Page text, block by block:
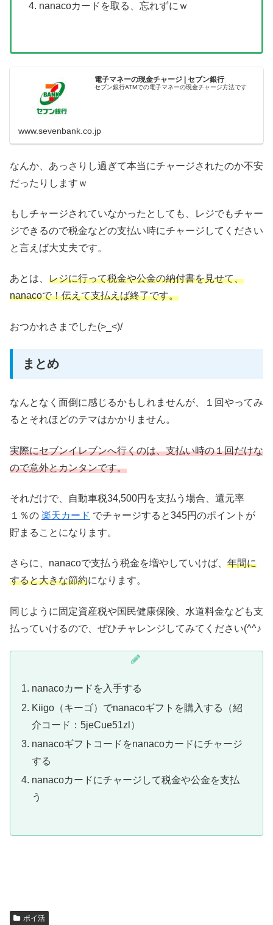
nanacoカードを取る、忘れずにｗ
電子マネーの現金チャージ | セブン銀行
セブン銀行ATMでの電子マネーの現金チャージ方法です
www.sevenbank.co.jp
なんか、あっさりし過ぎて本当にチャージされたのか不安
だったりしますｗ
もしチャージされていなかったとしても、レジでもチャー
ジできるので税金などの支払い時にチャージしてください
と言えば大丈夫です。
あとは、 レジに行って税金や公金の納付書を見せて、
nanacoで！伝えて支払えば終了です。
おつかれさまでした(>_<)/
まとめ
なんとなく面倒に感じるかもしれませんが、１回やってみ
るとそれほどのテマはかかりません。
実際にセブンイレブンへ行くのは、支払い時の１回だけな
ので意外とカンタンです。
それだけで、自動車税34,500円を支払う場合、還元率
１％の 楽天カード でチャージすると345円のポイントが
貯まることになります。
さらに、nanacoで支払う税金を増やしていけば、 年間に
すると大きな節約になります。
同じように固定資産税や国民健康保険、水道料金なども支
払っていけるので、ぜひチャレンジしてみてください(^^♪
nanacoカードを入手する
Kiigo（キーゴ）でnanacoギフトを購入する（紹
介コード：5jeCue51zl）
nanacoギフトコードをnanacoカードにチャージ
する
nanacoカードにチャージして税金や公金を支払
う
ポイ活